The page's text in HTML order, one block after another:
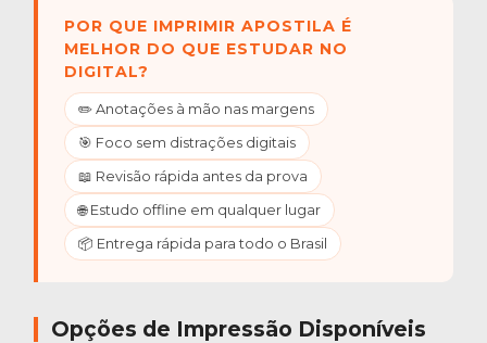
POR QUE IMPRIMIR APOSTILA É
MELHOR DO QUE ESTUDAR NO
DIGITAL?
✏️ Anotações à mão nas margens
🎯 Foco sem distrações digitais
📖 Revisão rápida antes da prova
🌐 Estudo offline em qualquer lugar
📦 Entrega rápida para todo o Brasil
Opções de Impressão Disponíveis